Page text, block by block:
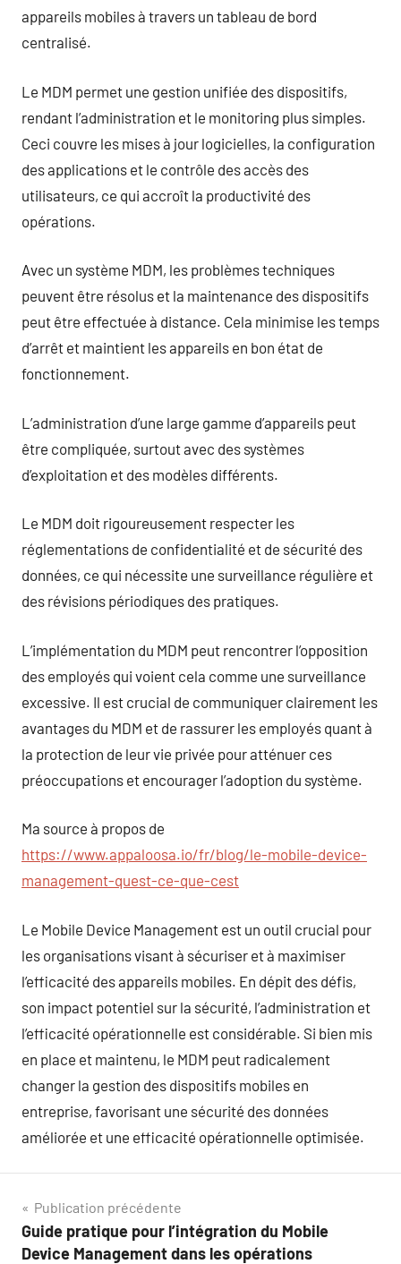
appareils mobiles à travers un tableau de bord
centralisé.
Le MDM permet une gestion unifiée des dispositifs,
rendant l’administration et le monitoring plus simples.
Ceci couvre les mises à jour logicielles, la configuration
des applications et le contrôle des accès des
utilisateurs, ce qui accroît la productivité des
opérations.
Avec un système MDM, les problèmes techniques
peuvent être résolus et la maintenance des dispositifs
peut être effectuée à distance. Cela minimise les temps
d’arrêt et maintient les appareils en bon état de
fonctionnement.
L’administration d’une large gamme d’appareils peut
être compliquée, surtout avec des systèmes
d’exploitation et des modèles différents.
Le MDM doit rigoureusement respecter les
réglementations de confidentialité et de sécurité des
données, ce qui nécessite une surveillance régulière et
des révisions périodiques des pratiques.
L’implémentation du MDM peut rencontrer l’opposition
des employés qui voient cela comme une surveillance
excessive. Il est crucial de communiquer clairement les
avantages du MDM et de rassurer les employés quant à
la protection de leur vie privée pour atténuer ces
préoccupations et encourager l’adoption du système.
Ma source à propos de
https://www.appaloosa.io/fr/blog/le-mobile-device-
management-quest-ce-que-cest
Le Mobile Device Management est un outil crucial pour
les organisations visant à sécuriser et à maximiser
l’efficacité des appareils mobiles. En dépit des défis,
son impact potentiel sur la sécurité, l’administration et
l’efficacité opérationnelle est considérable. Si bien mis
en place et maintenu, le MDM peut radicalement
changer la gestion des dispositifs mobiles en
entreprise, favorisant une sécurité des données
améliorée et une efficacité opérationnelle optimisée.
Navigation
de
Publication précédente
Guide pratique pour l’intégration du Mobile
Device Management dans les opérations